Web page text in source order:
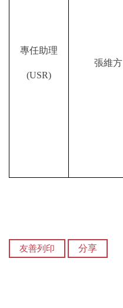
專任助理
(USR)
張維方
友善列印 分享